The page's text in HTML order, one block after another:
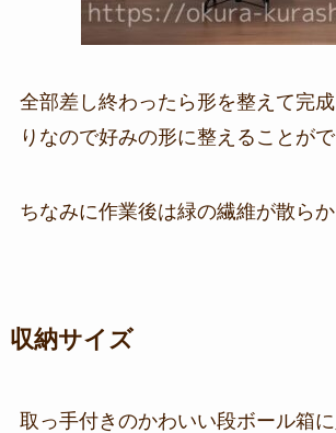
全部差し終わったら形を整えて完
りなので好みの形に整えることがで
ちなみに作業後は緑の繊維が散らか
収納サイズ
取っ手付きのかわいい段ボール箱